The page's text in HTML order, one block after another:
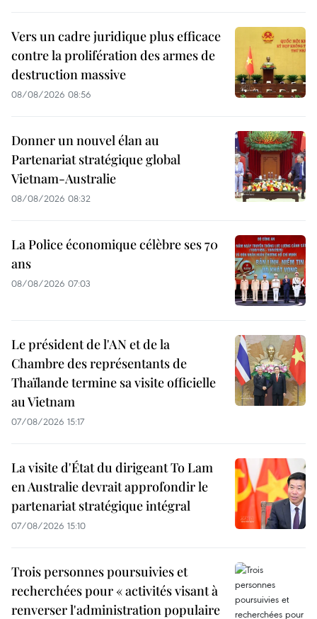
Vers un cadre juridique plus efficace
contre la prolifération des armes de
destruction massive
08/08/2026 08:56
Donner un nouvel élan au
Partenariat stratégique global
Vietnam-Australie
08/08/2026 08:32
La Police économique célèbre ses 70
ans
08/08/2026 07:03
Le président de l'AN et de la
Chambre des représentants de
Thaïlande termine sa visite officielle
au Vietnam
07/08/2026 15:17
La visite d'État du dirigeant To Lam
en Australie devrait approfondir le
partenariat stratégique intégral
07/08/2026 15:10
Trois personnes poursuivies et
recherchées pour « activités visant à
renverser l'administration populaire